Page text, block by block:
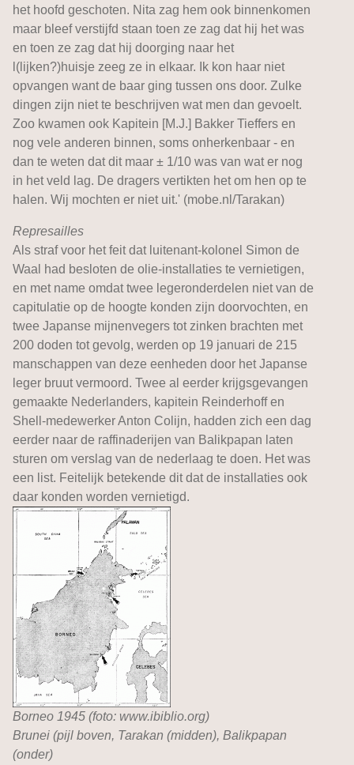
het hoofd geschoten. Nita zag hem ook binnenkomen
maar bleef verstijfd staan toen ze zag dat hij het was
en toen ze zag dat hij doorging naar het
l(lijken?)huisje zeeg ze in elkaar. Ik kon haar niet
opvangen want de baar ging tussen ons door. Zulke
dingen zijn niet te beschrijven wat men dan gevoelt.
Zoo kwamen ook Kapitein [M.J.] Bakker Tieffers en
nog vele anderen binnen, soms onherkenbaar - en
dan te weten dat dit maar ± 1/10 was van wat er nog
in het veld lag. De dragers vertikten het om hen op te
halen. Wij mochten er niet uit.' (mobe.nl/Tarakan)
Represailles
Als straf voor het feit dat luitenant-kolonel Simon de
Waal had besloten de olie-installaties te vernietigen,
en met name omdat twee legeronderdelen niet van de
capitulatie op de hoogte konden zijn doorvochten, en
twee Japanse mijnenvegers tot zinken brachten met
200 doden tot gevolg, werden op 19 januari de 215
manschappen van deze eenheden door het Japanse
leger bruut vermoord. Twee al eerder krijgsgevangen
gemaakte Nederlanders, kapitein Reinderhoff en
Shell-medewerker Anton Colijn, hadden zich een dag
eerder naar de raffinaderijen van Balikpapan laten
sturen om verslag van de nederlaag te doen. Het was
een list. Feitelijk betekende dit dat de installaties ook
daar konden worden vernietigd.
Borneo 1945 (foto: www.ibiblio.org)
Brunei (pijl boven, Tarakan (midden), Balikpapan
(onder)